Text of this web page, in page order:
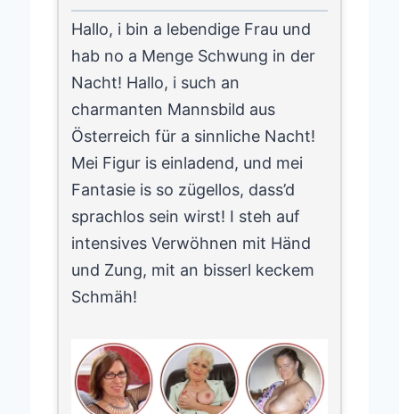
Hallo, i bin a lebendige Frau und
hab no a Menge Schwung in der
Nacht! Hallo, i such an
charmanten Mannsbild aus
Österreich für a sinnliche Nacht!
Mei Figur is einladend, und mei
Fantasie is so zügellos, dass’d
sprachlos sein wirst! I steh auf
intensives Verwöhnen mit Händ
und Zung, mit an bisserl keckem
Schmäh!